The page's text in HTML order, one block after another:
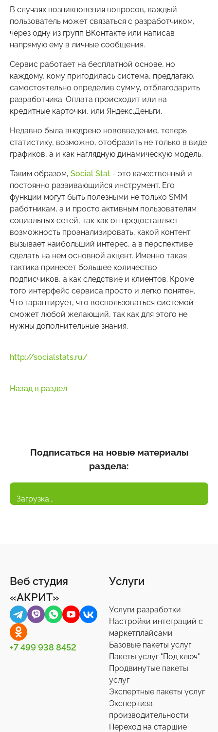
В случаях возникновения вопросов, каждый
пользователь может связаться с разработчиком,
через одну из групп ВКонтакте или написав
напрямую ему в личные сообщения.
Сервис работает на бесплатной основе, но
каждому, кому пригодилась система, предлагаю,
самостоятельно определив сумму, отблагодарить
разработчика. Оплата происходит или на
кредитные карточки, или Яндекс.Деньги.
Недавно была внедрено нововведение, теперь
статистику, возможно, отобразить не только в виде
графиков, а и как наглядную динамическую модель.
Таким образом, Social Stat - это качественный и
постоянно развивающийся инструмент. Его
функции могут быть полезными не только SMM
работникам, а и просто активным пользователям
социальных сетей, так как он предоставляет
возможность проанализировать, какой контент
вызывает наибольший интерес, а в перспективе
сделать на нем основной акцент. Именно такая
тактика принесет большее количество
подписчиков, а как следствие и клиентов. Кроме
того интерфейс сервиса просто и легко понятен.
Что гарантирует, что воспользоваться системой
сможет любой желающий, так как для этого не
нужны дополнительные знания.
http://socialstats.ru/
Назад в раздел
Подписаться на новые материалы
раздела:
Загрузка...
Веб студия
«АКРИТ»
+7 499 938 8452
Услуги
Услуги разработки
Настройки интеграций с
маркетплайсами
Базовые пакеты услуг
Пакеты услуг "Под ключ"
Продвинутые пакеты
услуг
Экспертные пакеты услуг
Экспертиза
производительности
Переход на старшие